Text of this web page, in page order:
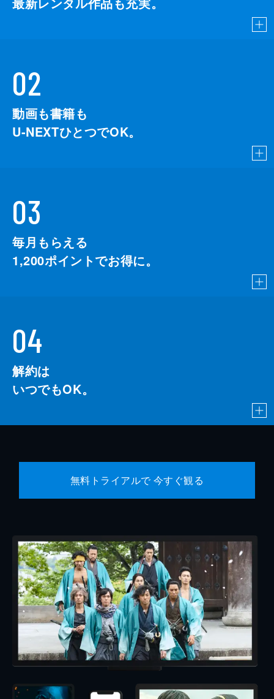
02
動画も書籍も
U-NEXTひとつでOK。
03
毎月もらえる
1,200ポイントでお得に。
04
解約は
いつでもOK。
無料トライアルで 今すぐ観る